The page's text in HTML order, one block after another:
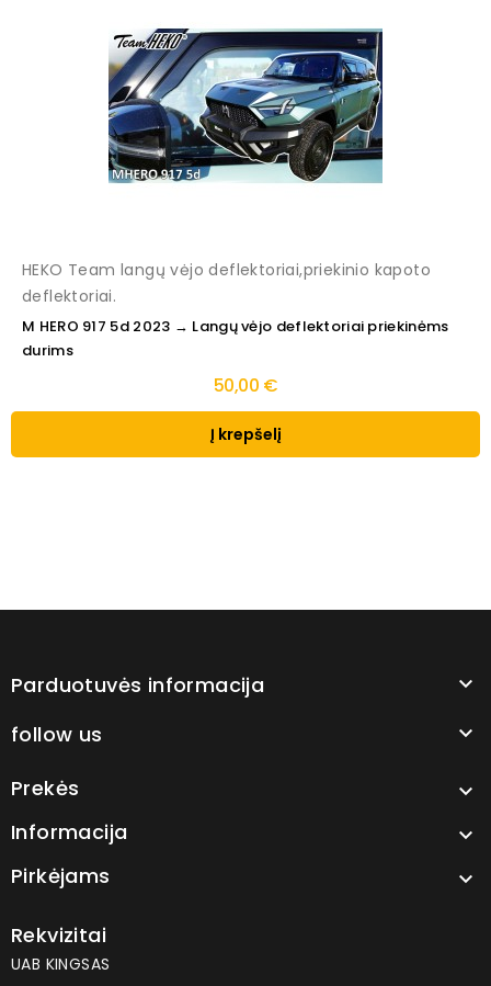
HEKO Team langų vėjo deflektoriai,priekinio kapoto
deflektoriai.
M HERO 917 5d 2023 → Langų vėjo deflektoriai priekinėms
durims
50,00 €
Į krepšelį
Parduotuvės informacija 
follow us 
Prekės 
Informacija 
Pirkėjams 
Rekvizitai
UAB KINGSAS